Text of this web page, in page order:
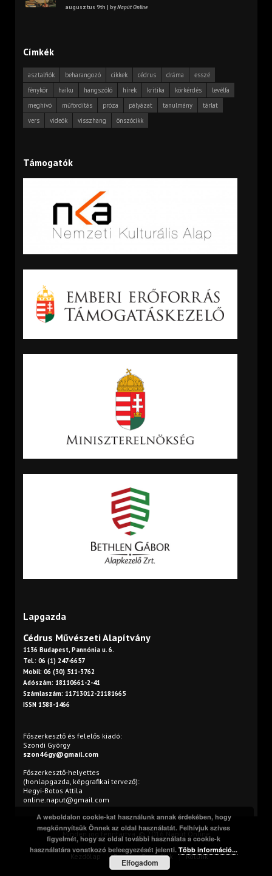
augusztus 9th | byNapút Online
Címkék
asztalfiók beharangozó cikkek cédrus dráma
esszé
fénykör
haiku hangszóló hírek kritika körkérdés
levélfa
meghívó
műfordítás próza pályázat tanulmány
tárlat
vers
videók visszhang önszócikk
Támogatók
Lapgazda
Cédrus Művészeti Alapítvány
1136 Budapest, Pannónia u. 6.
Tel.: 06 (1) 247-6657
Mobil: 06 (30) 511-3762
Adószám: 18110661-2-41
Számlaszám: 11713012-21181665
ISSN 1588-1466
Főszerkesztő és felelős kiadó:
Szondi György
szon46gy@gmail.com
Főszerkesztő-helyettes
(honlapgazda, képgrafikai tervező):
Hegyi-Botos Attila
online.naput@gmail.com
Minden jog fenntartva. © 2016 Napút Online
Kezdőlap Print Szerzőink Rólunk
A weboldalon cookie-kat használunk annak érdekében, hogy
megkönnyítsük Önnek az oldal használatát. Felhívjuk szíves
figyelmét, hogy az oldal további használata a cookie-k
használatára vonatkozó beleegyezését jelenti.Több információ...
Elfogadom